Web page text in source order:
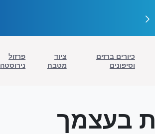
כיורים ברזים
וסיפונים
ציוד
מטבח
פרזול
נירוסטה
בעצמך